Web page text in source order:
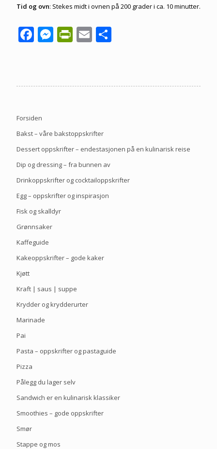
Tid og ovn: Stekes midt i ovnen på 200 grader i ca. 10 minutter.
Facebook
Messenger
PrintFriendly
EmailShare
Forsiden
Bakst – våre bakstoppskrifter
Dessert oppskrifter – endestasjonen på en kulinarisk reise
Dip og dressing – fra bunnen av
Drinkoppskrifter og cocktailoppskrifter
Egg – oppskrifter og inspirasjon
Fisk og skalldyr
Grønnsaker
Kaffeguide
Kakeoppskrifter – gode kaker
Kjøtt
Kraft | saus | suppe
Krydder og krydderurter
Marinade
Pai
Pasta – oppskrifter og pastaguide
Pizza
Pålegg du lager selv
Sandwich er en kulinarisk klassiker
Smoothies – gode oppskrifter
Smør
Stappe og mos